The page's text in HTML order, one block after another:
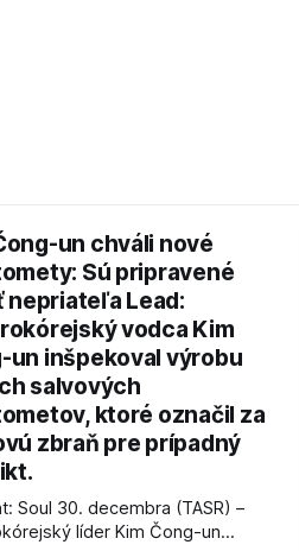
un chváli nové
Sú pripravené
nepriateľa Lead:
vodca Kim
un inšpekoval výrobu
salvových
ktoré označil za
zbraň pre prípadný
Soul 30. decembra (TASR) –
líder Kim Čong-un